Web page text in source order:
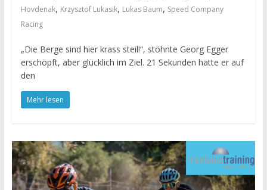
Hovdenak, Krzysztof Lukasik, Lukas Baum, Speed Company
Racing
„Die Berge sind hier krass steil!“, stöhnte Georg Egger
erschöpft, aber glücklich im Ziel. 21 Sekunden hatte er auf
den
Mehr lesen